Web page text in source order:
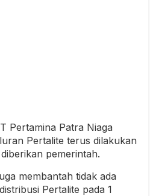
Pertamina Patra Niaga
Pertalite terus dilakukan
pemerintah.
membantah tidak ada
Pertalite pada 1